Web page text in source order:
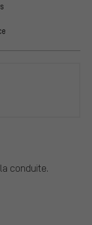
conduite.